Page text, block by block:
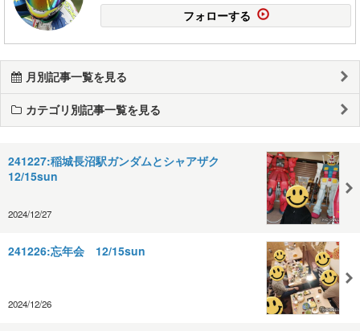
フォローする
月別記事一覧を見る
カテゴリ別記事一覧を見る
241227:稲城長沼駅ガンダムとシャアザク
12/15sun
2024/12/27
241226:忘年会 12/15sun
2024/12/26